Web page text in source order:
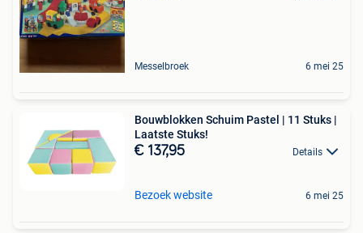
Messelbroek 6 mei 25
Bouwblokken Schuim Pastel | 11 Stuks |
Laatste Stuks!
€ 137,95 Details
Bezoek website 6 mei 25